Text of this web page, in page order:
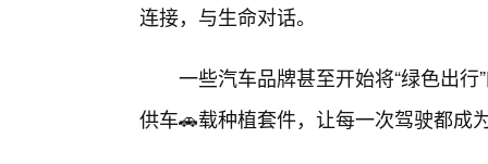
连接，与生命对话。
一些汽车品牌甚至开始将“绿色出
供车🚗载种植套件，让每一次驾驶都成